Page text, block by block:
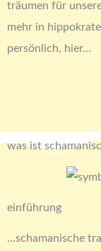
träumen für
mehr in
persönlich, hier…
was ist
einführung
…schamanische